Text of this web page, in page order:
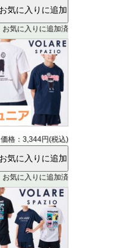
お気に入りに追加済
価格：3,344円(税込)
お気に入りに追加済